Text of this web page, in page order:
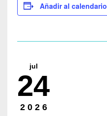
Añadir al calendario
jul
24
2026